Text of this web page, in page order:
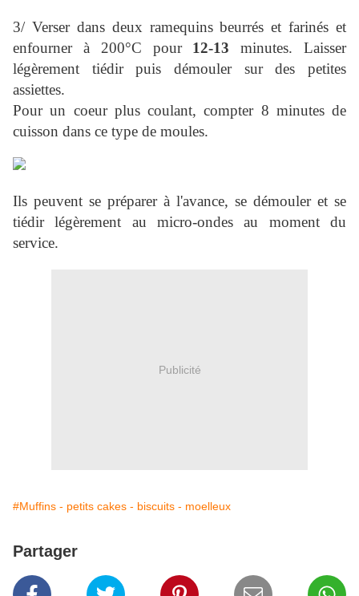
3/ Verser dans deux ramequins beurrés et farinés et
enfourner à 200°C pour 12-13 minutes. Laisser
légèrement tiédir puis démouler sur des petites
assiettes.
Pour un coeur plus coulant, compter 8 minutes de
cuisson dans ce type de moules.
Ils peuvent se préparer à l'avance, se démouler et se
tiédir légèrement au micro-ondes au moment du
service.
Publicité
#Muffins - petits cakes - biscuits - moelleux
Partager